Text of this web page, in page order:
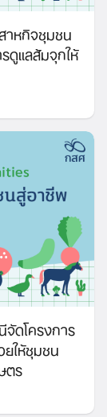
หกิจชุมชน
ดูแลส้มจุกให้
ดโครงการ
ให้ชุมชน
ตร